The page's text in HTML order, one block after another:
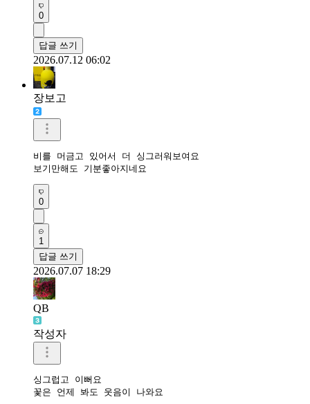
0
답글 쓰기
2026.07.12 06:02
장보고
비를 머금고 있어서 더 싱그러워보여요
보기만해도 기분좋아지네요
0
1
답글 쓰기
2026.07.07 18:29
QB
작성자
싱그럽고 이뻐요
꽃은 언제 봐도 웃음이 나와요